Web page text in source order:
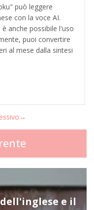
può leggere
con la voce AI.
anche possibile l'uso
puoi convertire
al mese dalla sintesi
e il